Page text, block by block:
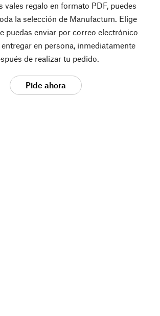
vales regalo en formato PDF, puedes
la selección de Manufactum. Elige
puedas enviar por correo electrónico
en persona, inmediatamente
de realizar tu pedido.
Pide ahora